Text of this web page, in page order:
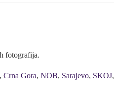
fotografija.
, Crna Gora, NOB, Sarajevo, SKOJ,